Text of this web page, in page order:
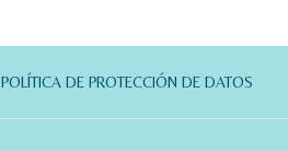
POLÍTICA DE PROTECCIÓN DE DATOS